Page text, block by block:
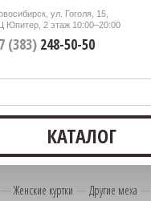
Новосибирск, ул. Гоголя, 15,
ТЦ Юпитер, 2 этаж10:00–20:00
+7 (383)248-50-50
КАТАЛОГ
— Женские куртки — Другие меха —